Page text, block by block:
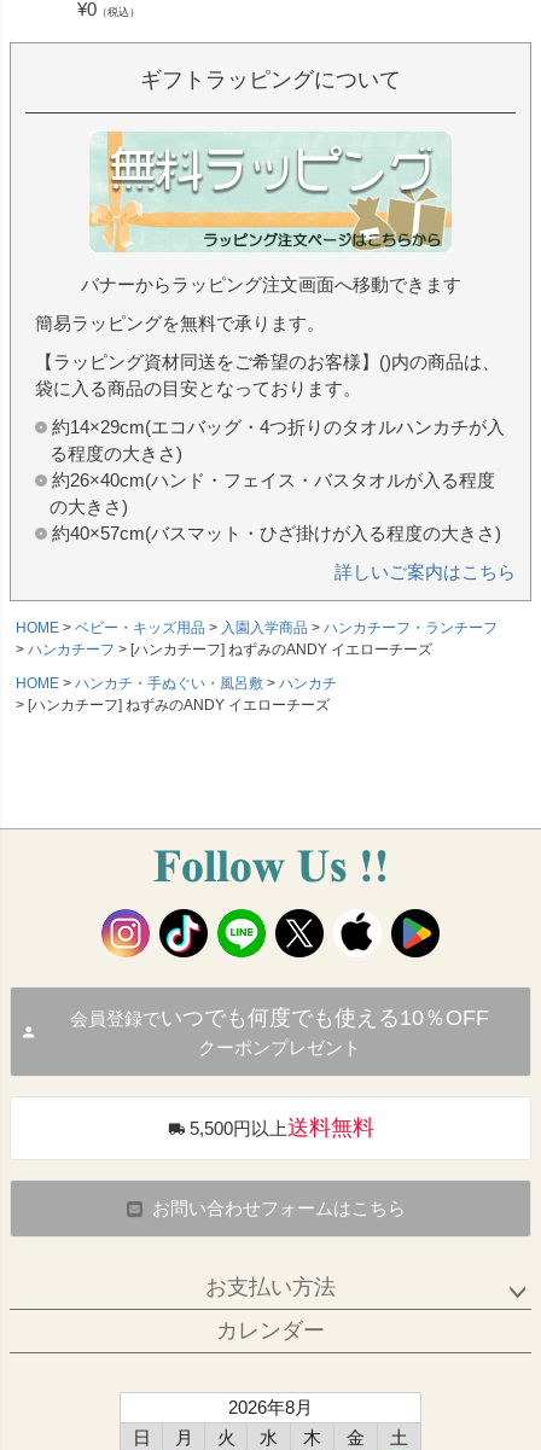
¥0 （税込）
ギフトラッピングについて
バナーからラッピング注文画面へ移動できます
簡易ラッピングを無料で承ります。
【ラッピング資材同送をご希望のお客様】()内の商品は、
袋に入る商品の目安となっております。
約14×29cm(エコバッグ・4つ折りのタオルハンカチが入
る程度の大きさ)
約26×40cm(ハンド・フェイス・バスタオルが入る程度
の大きさ)
約40×57cm(バスマット・ひざ掛けが入る程度の大きさ)
詳しいご案内はこちら
HOME ベビー・キッズ用品 入園入学商品
ハンカチーフ・ランチーフ
ハンカチーフ
[ハンカチーフ] ねずみのANDY イエローチーズ
HOME
ハンカチ・手ぬぐい・風呂敷
ハンカチ
[ハンカチーフ] ねずみのANDY イエローチーズ
会員登録でいつでも何度でも使える10％OFF
クーポンプレゼント
5,500円以上送料無料
お問い合わせフォームはこちら
お支払い方法
カレンダー
2026年8月
日
月 火 水 木 金
土